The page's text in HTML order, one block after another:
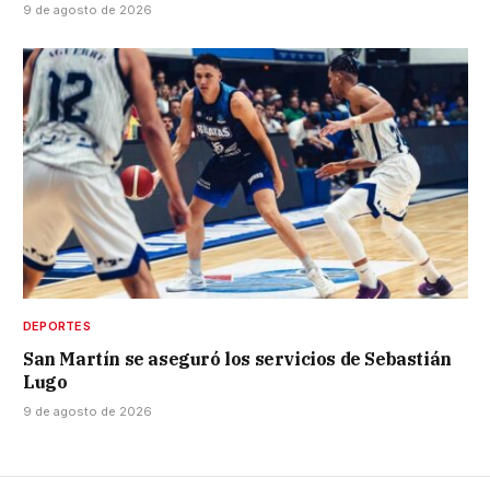
9 de agosto de 2026
DEPORTES
San Martín se aseguró los servicios de Sebastián
Lugo
9 de agosto de 2026